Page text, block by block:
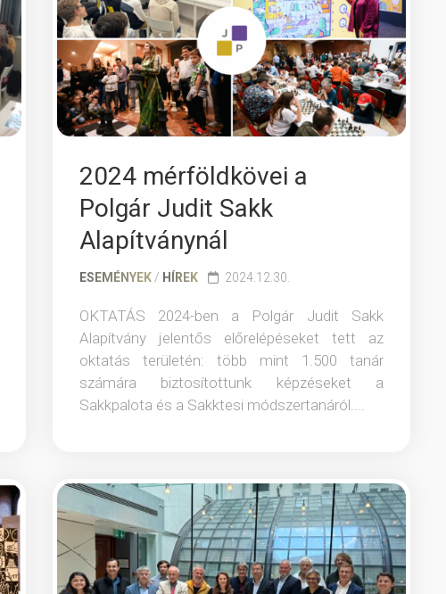
2024 mérföldkövei a
Polgár Judit Sakk
Alapítványnál
ESEMÉNYEK/ HÍREK 2024.12.30.
OKTATÁS 2024-ben a Polgár Judit Sakk
Alapítvány jelentős előrelépéseket tett az
oktatás területén: több mint 1.500 tanár
számára biztosítottunk képzéseket a
Sakkpalota és a Sakktesi módszertanáról....